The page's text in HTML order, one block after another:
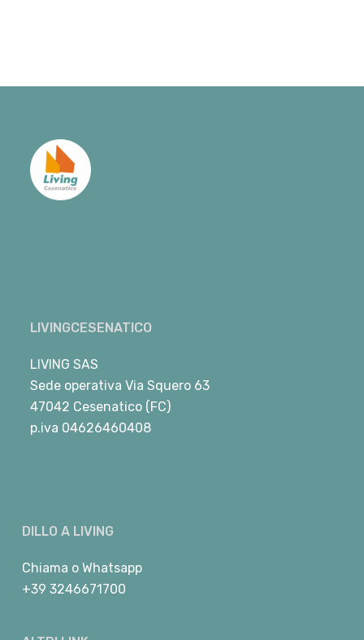
LIVINGCESENATICO
LIVING SAS
Sede operativa Via Squero 63
47042 Cesenatico (FC)
p.iva 04626460408
DILLO A LIVING
Chiama o Whatsapp
+39 3246671700